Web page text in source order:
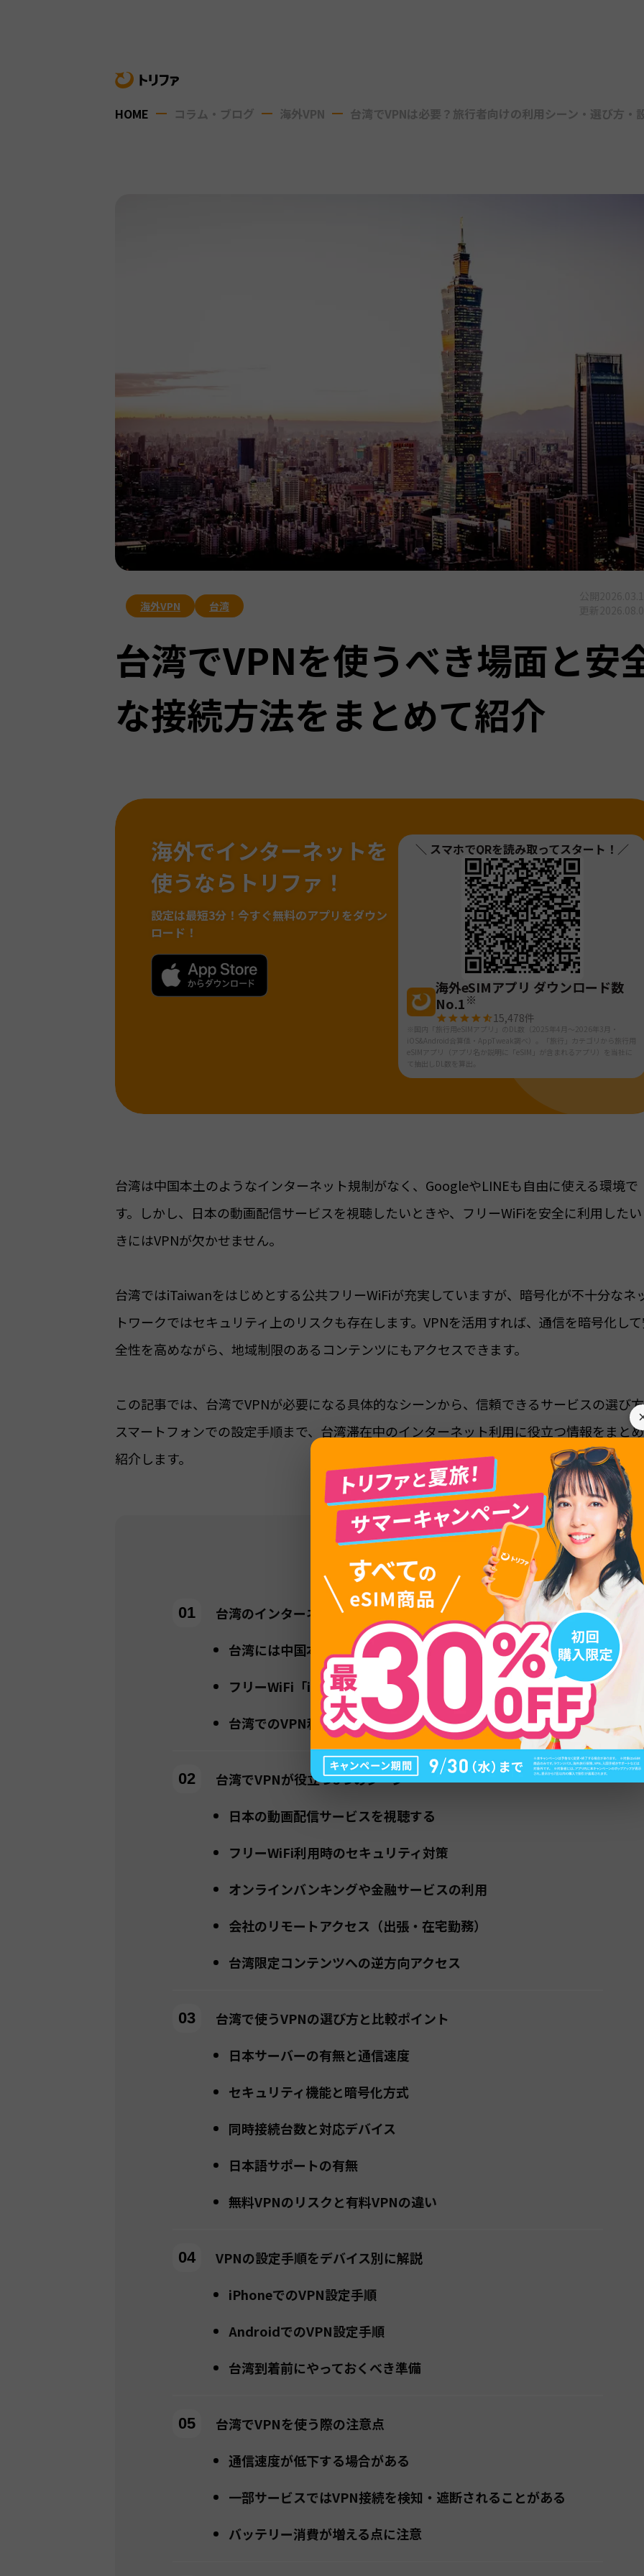
HOME コラム・ブログ 海外VPN 台湾でVPNは必要？旅行者向けの利用シーン・選び方・
海外VPN 台湾
台湾でVPNを使うべき場面と安
な接続方法をまとめて紹介
海外でインターネットを
使うならトリファ！
設定は最短3分！ 今すぐ無料のアプリをダウン
ロード！
＼ スマホでQRを読み取ってスタート！／
海外eSIMアプリ ダウンロード数
No.1※
15,478件
※国内「旅行用eSIMアプリ」のDL数（2025年4月～2026年3月・
iOS&Android合算値・AppTweak調べ）。「旅行」カテゴリから旅行用
eSIMアプリ（アプリ名か説明に「eSIM」が含まれるアプリ）を当社に
て抽出しDL数を算出。
台湾は中国本土のようなインターネット規制がなく、GoogleやLINEも自由に使える環境で
す。しかし、日本の動画配信サービスを視聴したいときや、フリーWiFiを安全に利用した
きにはVPNが欠かせません。
台湾ではiTaiwanをはじめとする公共フリーWiFiが充実していますが、暗号化が不十分なネ
トワークではセキュリティ上のリスクも存在します。VPNを活用すれば、通信を暗号化し
全性を高めながら、地域制限のあるコンテンツにもアクセスできます。
この記事では、台湾でVPNが必要になる具体的なシーンから、信頼できるサービスの選び
スマートフォンでの設定手順まで、台湾滞在中のインターネット利用に役立つ情報をまと
紹介します。
目次
台湾のインターネット事情とVPNの必要性
台湾には中国本土のようなネット規制がない
フリーWiFi「iTaiwan」は便利だがセキュリティに注意
台湾でのVPN利用は合法
台湾でVPNが役立つ5つのシーン
日本の動画配信サービスを視聴する
フリーWiFi利用時のセキュリティ対策
オンラインバンキングや金融サービスの利用
会社のリモートアクセス（出張・在宅勤務）
台湾限定コンテンツへの逆方向アクセス
台湾で使うVPNの選び方と比較ポイント
日本サーバーの有無と通信速度
セキュリティ機能と暗号化方式
同時接続台数と対応デバイス
日本語サポートの有無
無料VPNのリスクと有料VPNの違い
VPNの設定手順をデバイス別に解説
iPhoneでのVPN設定手順
AndroidでのVPN設定手順
台湾到着前にやっておくべき準備
台湾でVPNを使う際の注意点
通信速度が低下する場合がある
一部サービスではVPN接続を検知・遮断されることがある
バッテリー消費が増える点に注意